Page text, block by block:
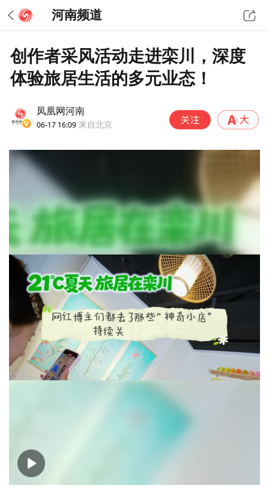
河南频道
创作者采风活动走进栾川，深度
体验旅居生活的多元业态！
凤凰网河南
06-17 16:09 来自北京
00:00